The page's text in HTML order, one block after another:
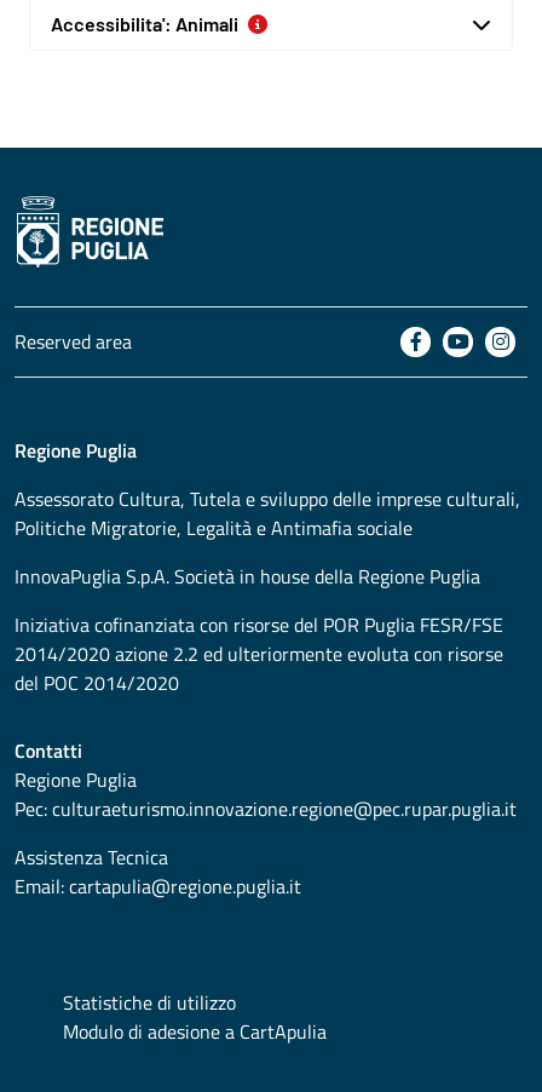
Accessibilita': Animali
Reserved area
Regione Puglia
Assessorato Cultura, Tutela e sviluppo delle imprese culturali,
Politiche Migratorie, Legalità e Antimafia sociale
InnovaPuglia S.p.A. Società in house della Regione Puglia
Iniziativa cofinanziata con risorse del POR Puglia FESR/FSE
2014/2020 azione 2.2 ed ulteriormente evoluta con risorse
del POC 2014/2020
Contatti
Regione Puglia
Pec:culturaeturismo.innovazione.regione@pec.rupar.puglia.it
Assistenza Tecnica
Email:cartapulia@regione.puglia.it
Statistiche di utilizzo
Modulo di adesione a CartApulia